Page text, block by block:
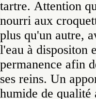
tartre. Attention
nourri aux
plus qu'un autre,
l'eau à dispositon
permanence afin
ses reins. Un
humide de qualité